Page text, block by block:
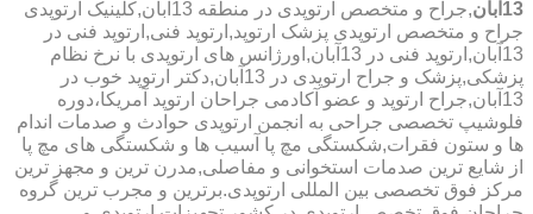
13آبان
,جراح و متخصص ارتوپدی در منطقه 13آبان,کلینیک ارتوپدی
جراح و متخصص ارتوپدی پزشک ارتوپد,ارتوپد فنی,ارتوپد فنی در
13آبان,ارتوپد فنی در 13آبان,اورژانس های ارتوپدی با نرخ نظام
پزشکی,پزشک و جراح ارتوپدی در 13آبان,دکتر ارتوپد خوب در
13آبان,جراح ارتوپد و عضو آکادمی جراحان ارتوپد آمریکا،دوره
فلوشیپ تخصصی جراحی به انجمن ارتوپدی حوادث و صدمات اندام
ها و ستون فقرات,شکستگی مچ پا آسیب ها و شکستگی های مچ پا
از شایع ترین صدمات استخوانی و مفاصلی,مدرن ترین و مجهز ترین
مرکز فوق تخصصی بین المللی ارتوپدی.برترین ‏و ‏مجرب ‏ترین ‏گروه